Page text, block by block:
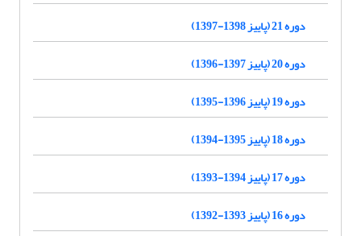
دوره 21 (پاییز 1398-1397)
دوره 20 (پاییز 1397-1396)
دوره 19 (پاییز 1396-1395)
دوره 18 (پاییز 1395-1394)
دوره 17 (پاییز 1394-1393)
دوره 16 (پاییز 1393-1392)